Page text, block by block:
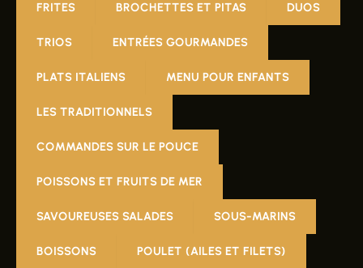
FRITES BROCHETTES ET PITAS DUOS
TRIOS ENTRÉES GOURMANDES
PLATS ITALIENS MENU POUR ENFANTS
LES TRADITIONNELS
COMMANDES SUR LE POUCE
POISSONS ET FRUITS DE MER
SAVOUREUSES SALADES SOUS-MARINS
BOISSONS POULET (AILES ET FILETS)